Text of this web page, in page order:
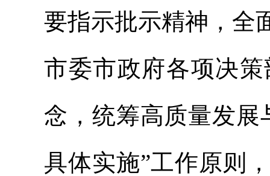
要指示批示精神，全
市委市政府各项决
念，统筹高质量发展
具体实施”工作原则